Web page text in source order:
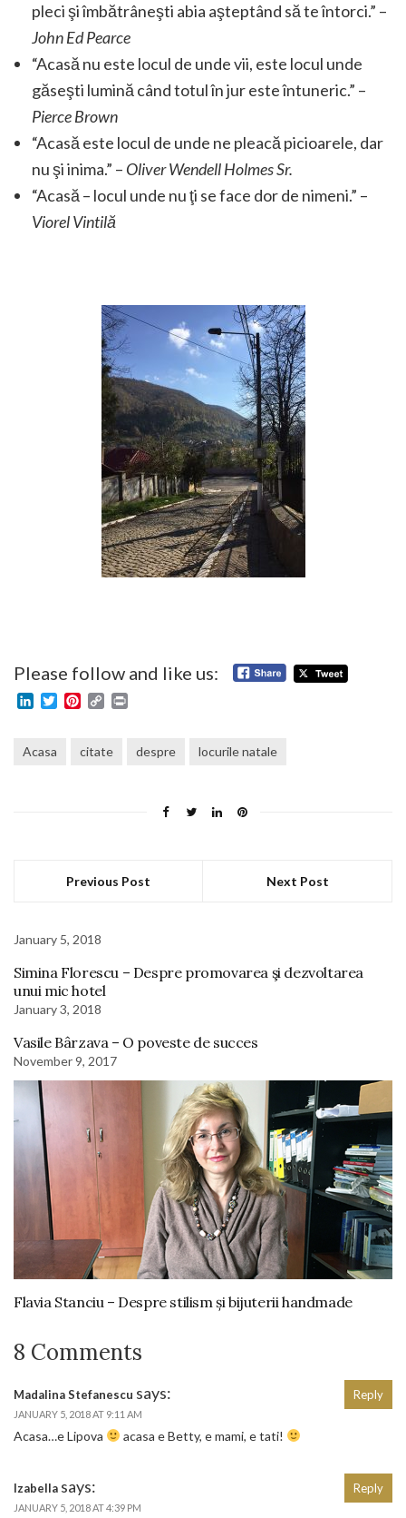
pleci şi îmbătrâneşti abia aşteptând să te întorci.” –
John Ed Pearce
“Acasă nu este locul de unde vii, este locul unde
găseşti lumină când totul în jur este întuneric.” –
Pierce Brown
“Acasă este locul de unde ne pleacă picioarele, dar
nu şi inima.” – Oliver Wendell Holmes Sr.
“Acasă – locul unde nu ţi se face dor de nimeni.” –
Viorel Vintilă
Please follow and like us:
LinkedInTwitterPinterest
Copy
Acasa citate despre locurile natale
Previous Post Next Post
January 5, 2018
Simina Florescu – Despre promovarea şi dezvoltarea
unui mic hotel
January 3, 2018
Vasile Bârzava – O poveste de succes
November 9, 2017
Flavia Stanciu – Despre stilism și bijuterii handmade
8 Comments
Madalina Stefanescu says:
JANUARY 5, 2018 AT 9:11 AM
Acasa…e Lipova acasa e Betty, e mami, e tati!
Reply
Izabella says:
JANUARY 5, 2018 AT 4:39 PM
Reply